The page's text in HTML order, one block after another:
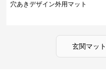
穴あきデザイン外用マット
玄関マット